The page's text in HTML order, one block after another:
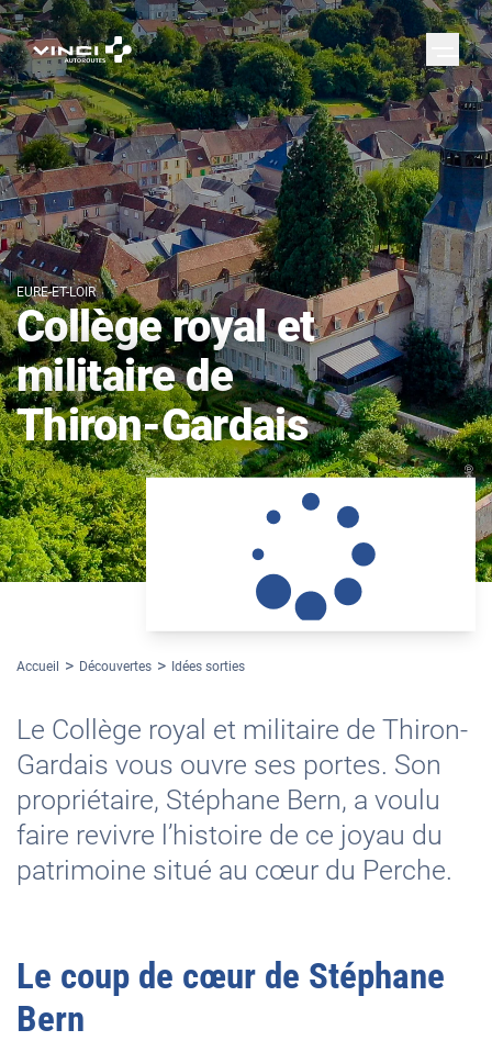
EURE-ET-LOIR
Collège royal et
militaire de
Thiron-Gardais
Accueil Découvertes Idées sorties
Le Collège royal et militaire de Thiron-
Gardais vous ouvre ses portes. Son
propriétaire, Stéphane Bern, a voulu
faire revivre l’histoire de ce joyau du
patrimoine situé au cœur du Perche.
Le coup de cœur de Stéphane
Bern